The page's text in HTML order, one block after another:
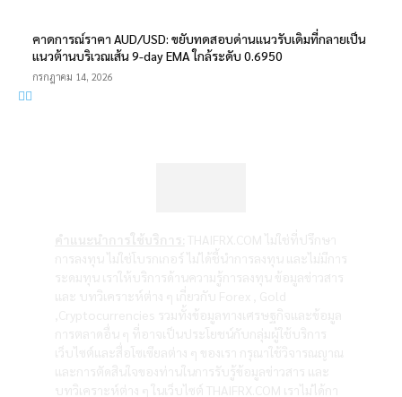
คาดการณ์ราคา AUD/USD: ขยับทดสอบด่านแนวรับเดิมที่กลายเป็น
แนวต้านบริเวณเส้น 9-day EMA ใกล้ระดับ 0.6950
กรกฎาคม 14, 2026